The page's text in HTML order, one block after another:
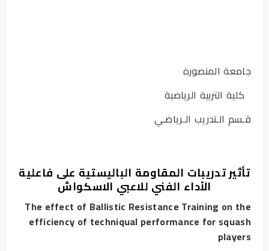
جامعة المنصورة
كلية التربية الرياضية
قـسم الـتدريب الـرياضـي
تأثير تدريبات المقاومة الباليستية على فاعلية
الأداء الفني للاعبي الاسكواش
The effect of Ballistic Resistance Training on the
efficiency of techniqual performance for squash
players